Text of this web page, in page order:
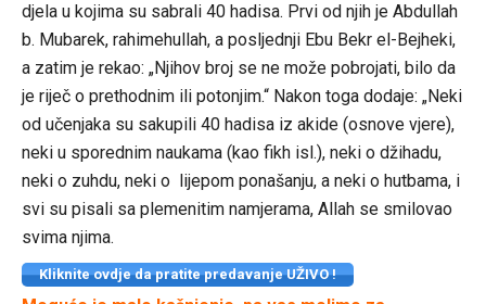
djela u kojima su sabrali 40 hadisa. Prvi od njih je Abdullah
b. Mubarek, rahimehullah, a posljednji Ebu Bekr el-Bejheki,
a zatim je rekao: „Njihov broj se ne može pobrojati, bilo da
je riječ o prethodnim ili potonjim.“ Nakon toga dodaje: „Neki
od učenjaka su sakupili 40 hadisa iz akide (osnove vjere),
neki u sporednim naukama (kao fikh isl.), neki o džihadu,
neki o zuhdu, neki o lijepom ponašanju, a neki o hutbama, i
svi su pisali sa plemenitim namjerama, Allah se smilovao
svima njima.
Kliknite ovdje da pratite predavanje UŽIVO !